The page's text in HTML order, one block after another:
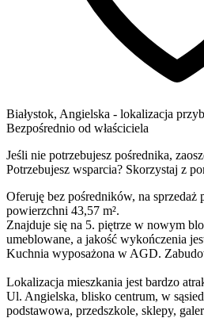
Białystok, Angielska - lokalizacja
Bezpośrednio od właściciela
Jeśli nie potrzebujesz pośrednika,
Potrzebujesz wsparcia? Skorzystaj z
Oferuję bez pośredników, na sprzedaż
powierzchni 43,57 m².
Znajduje się na 5. piętrze w nowym
umeblowane, a jakość wykończenia
Kuchnia wyposażona w AGD.
Lokalizacja mieszkania jest bardzo
Ul. Angielska, blisko centrum, w
podstawowa, przedszkole, sklepy,